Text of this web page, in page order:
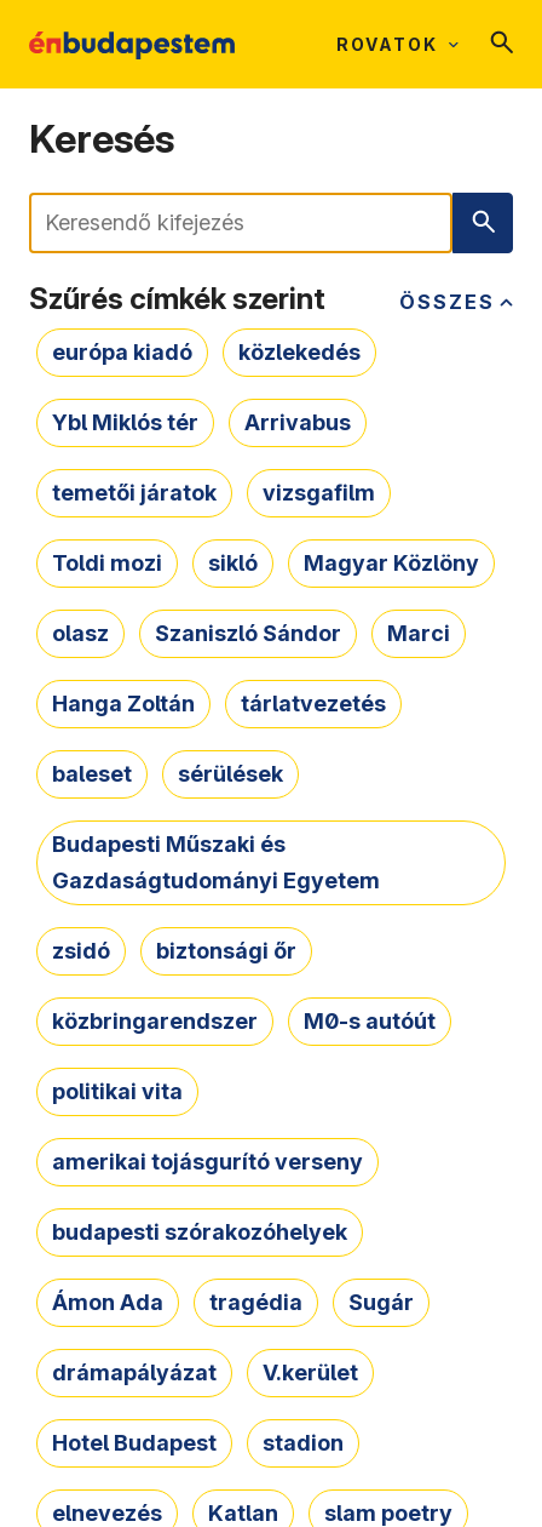
ROVATOK
Keresés
Keresés
ÖSSZES
Szűrés címkék szerint
európa kiadó közlekedés
Ybl Miklós tér Arrivabus
temetői járatok vizsgafilm
Toldi mozi sikló Magyar Közlöny
olasz Szaniszló Sándor Marci
Hanga Zoltán tárlatvezetés
baleset sérülések
Budapesti Műszaki és
Gazdaságtudományi Egyetem
zsidó biztonsági őr
közbringarendszer M0-s autóút
politikai vita
amerikai tojásgurító verseny
budapesti szórakozóhelyek
Ámon Ada tragédia Sugár
drámapályázat V.kerület
Hotel Budapest stadion
elnevezés Katlan slam poetry